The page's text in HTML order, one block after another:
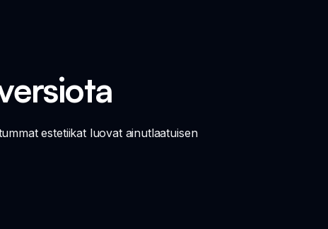
estetiikat luovat ainutlaatuisen